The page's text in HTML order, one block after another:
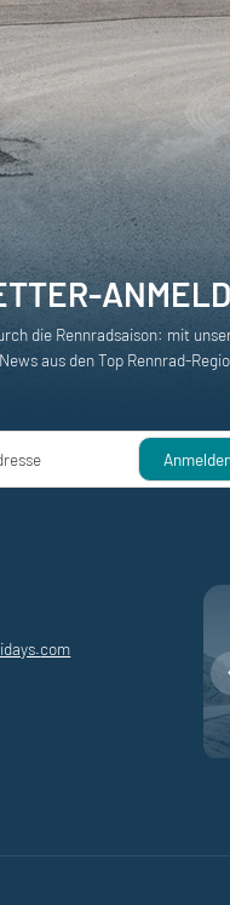
die Rennradsaison: mit
aus den Top Rennrad-
com